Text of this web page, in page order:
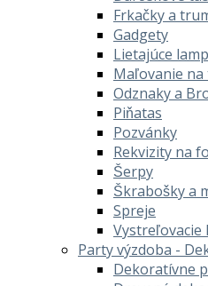
Frkačky a
Gadgety
Lietajúce
Maľovanie na
Odznaky a
Piňatas
Pozvánky
Rekvizity na
Šerpy
Škrabošky a
Spreje
Vystreľovacie
Party výzdoba -
Dekoratívne